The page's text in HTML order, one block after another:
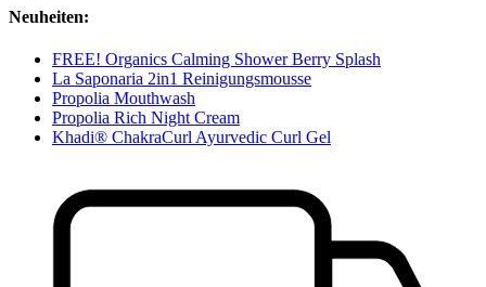
Neuheiten:
FREE! Organics Calming Shower Berry Splash
La Saponaria 2in1 Reinigungsmousse
Propolia Mouthwash
Propolia Rich Night Cream
Khadi® ChakraCurl Ayurvedic Curl Gel